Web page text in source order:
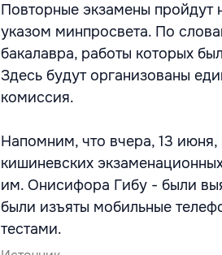
Повторные экзамены пройдут
указом минпросвета. По
бакалавра, работы которых
Здесь будут организованы
комиссия.
Напомним, что вчера, 13 июня,
кишиневских
им. Онисифора Гибу - были
были изъяты мобильные
тестами.